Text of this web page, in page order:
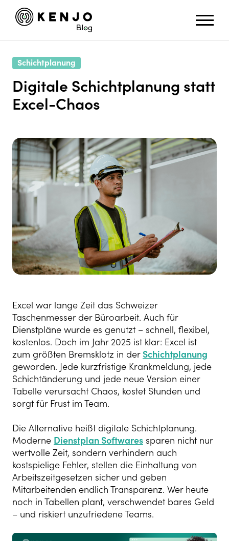
Schichtplanung
Digitale Schichtplanung statt
Excel-Chaos
Excel war lange Zeit das Schweizer
Taschenmesser der Büroarbeit. Auch für
Dienstpläne wurde es genutzt – schnell, flexibel,
kostenlos. Doch im Jahr 2025 ist klar: Excel ist
zum größten Bremsklotz in der Schichtplanung
geworden. Jede kurzfristige Krankmeldung, jede
Schichtänderung und jede neue Version einer
Tabelle verursacht Chaos, kostet Stunden und
sorgt für Frust im Team.
Die Alternative heißt digitale Schichtplanung.
Moderne Dienstplan Softwares sparen nicht nur
wertvolle Zeit, sondern verhindern auch
kostspielige Fehler, stellen die Einhaltung von
Arbeitszeitgesetzen sicher und geben
Mitarbeitenden endlich Transparenz. Wer heute
noch in Tabellen plant, verschwendet bares Geld
– und riskiert unzufriedene Teams.